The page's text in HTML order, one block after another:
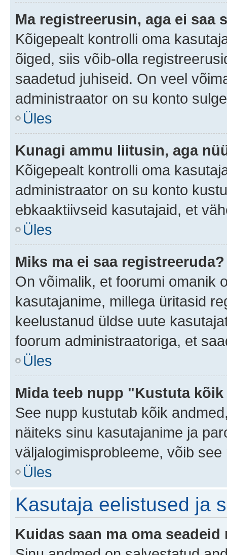
Ma registreerusin, aga ei saa
Kõigepealt kontrolli oma
õiged, siis võib-olla
saadetud juhiseid. On veel
administraator on su konto
Üles
Kunagi ammu liitusin, aga
Kõigepealt kontrolli oma
administraator on su konto
ebkaaktiivseid kasutajaid, et
Üles
Miks ma ei saa registreeruda?
On võimalik, et foorumi omanik
kasutajanime, millega üritasid
keelustanud üldse uute
foorum administraatoriga, et
Üles
Mida teeb nupp "Kustuta
See nupp kustutab kõik
näiteks sinu kasutajanime ja
väljalogimisprobleeme, võib see
Üles
Kasutaja eelistused ja
Kuidas saan ma oma seadeid